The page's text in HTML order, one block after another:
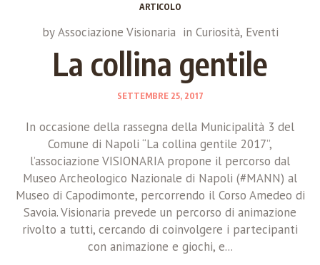
ARTICOLO
byAssociazione Visionaria in Curiosità, Eventi
La collina gentile
SETTEMBRE 25, 2017
In occasione della rassegna della Municipalità 3 del
Comune di Napoli “La collina gentile 2017”,
l’associazione VISIONARIA propone il percorso dal
Museo Archeologico Nazionale di Napoli (#MANN) al
Museo di Capodimonte, percorrendo il Corso Amedeo di
Savoia. Visionaria prevede un percorso di animazione
rivolto a tutti, cercando di coinvolgere i partecipanti
con animazione e giochi, e...